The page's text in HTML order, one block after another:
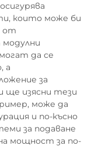
които може би
от
да се
а
за
ще изясни тези
може да
и по-късно
за подаване
мощност за по-